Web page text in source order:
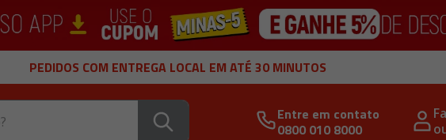
PEDIDOS COM ENTREGA LOCAL EM ATÉ 30 MINUTOS
Entre em contato
0800 010 8000